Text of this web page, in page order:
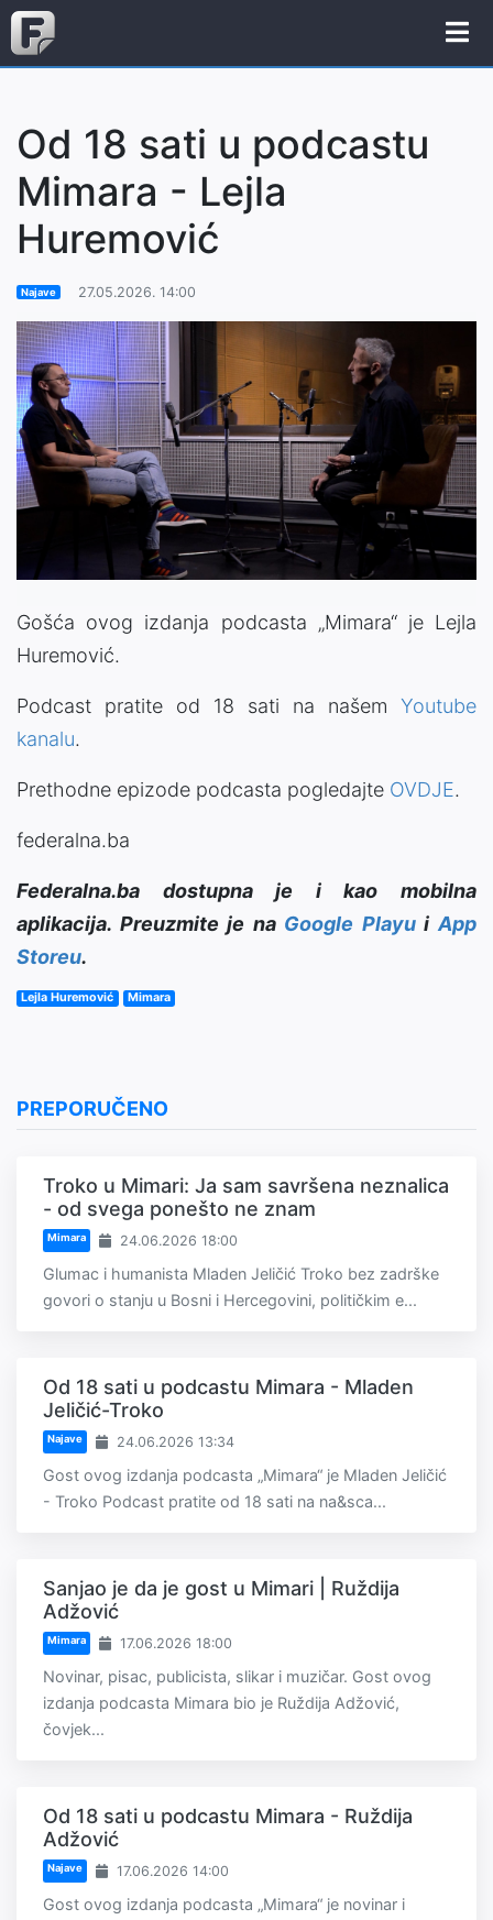
Od 18 sati u podcastu
Mimara - Lejla
Huremović
Najave 27.05.2026. 14:00
Gošća ovog izdanja podcasta „Mimara“ je Lejla
Huremović.
Podcast pratite od 18 sati na našem Youtube
kanalu.
Prethodne epizode podcasta pogledajte OVDJE.
federalna.ba
Federalna.ba dostupna je i kao mobilna
aplikacija. Preuzmite je na Google PlayuiApp
Storeu.
Lejla Huremović Mimara
PREPORUČENO
Troko u Mimari: Ja sam savršena neznalica
- od svega ponešto ne znam
Mimara 24.06.2026 18:00
Glumac i humanista Mladen Jeličić Troko bez zadrške
govori o stanju u Bosni i Hercegovini, političkim e...
Od 18 sati u podcastu Mimara - Mladen
Jeličić-Troko
Najave 24.06.2026 13:34
Gost ovog izdanja podcasta „Mimara“ je Mladen Jeličić
- Troko Podcast pratite od 18 sati na na&sca...
Sanjao je da je gost u Mimari | Ruždija
Adžović
Mimara 17.06.2026 18:00
Novinar, pisac, publicista, slikar i muzičar. Gost ovog
izdanja podcasta Mimara bio je Ruždija Adžović,
čovjek...
Od 18 sati u podcastu Mimara - Ruždija
Adžović
Najave 17.06.2026 14:00
Gost ovog izdanja podcasta „Mimara“ je novinar i